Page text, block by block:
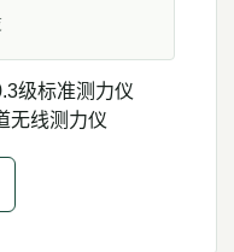
级标准测力仪
无线测力仪